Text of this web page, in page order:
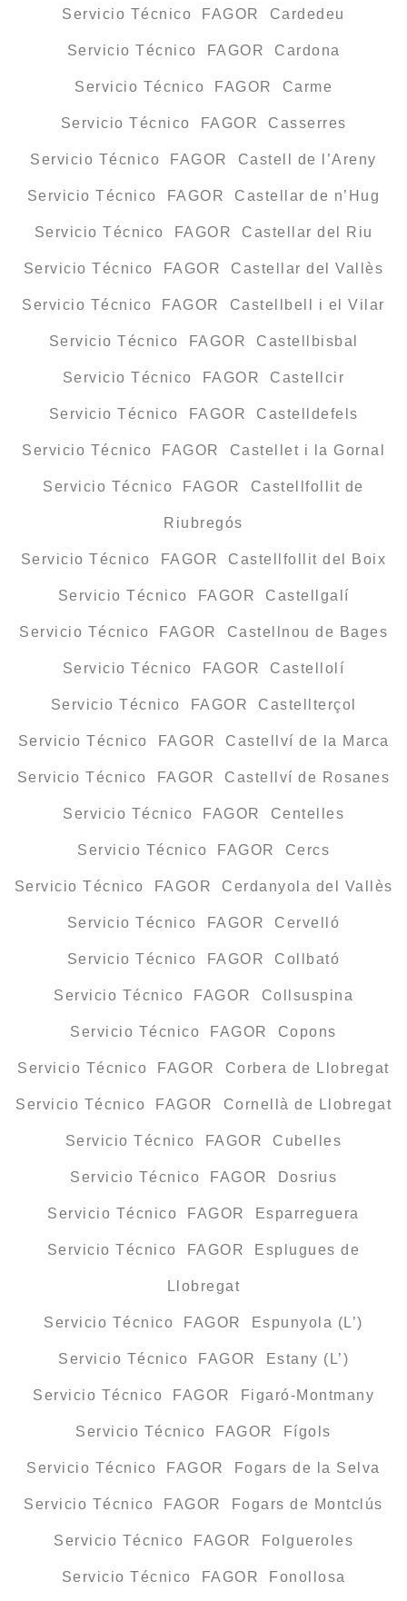
Servicio Técnico FAGOR Cardedeu
Servicio Técnico FAGOR Cardona
Servicio Técnico FAGOR Carme
Servicio Técnico FAGOR Casserres
Servicio Técnico FAGOR Castell de l’Areny
Servicio Técnico FAGOR Castellar de n’Hug
Servicio Técnico FAGOR Castellar del Riu
Servicio Técnico FAGOR Castellar del Vallès
Servicio Técnico FAGOR Castellbell i el Vilar
Servicio Técnico FAGOR Castellbisbal
Servicio Técnico FAGOR Castellcir
Servicio Técnico FAGOR Castelldefels
Servicio Técnico FAGOR Castellet i la Gornal
Servicio Técnico FAGOR Castellfollit de
Riubregós
Servicio Técnico FAGOR Castellfollit del Boix
Servicio Técnico FAGOR Castellgalí
Servicio Técnico FAGOR Castellnou de Bages
Servicio Técnico FAGOR Castellolí
Servicio Técnico FAGOR Castellterçol
Servicio Técnico FAGOR Castellví de la Marca
Servicio Técnico FAGOR Castellví de Rosanes
Servicio Técnico FAGOR Centelles
Servicio Técnico FAGOR Cercs
Servicio Técnico FAGOR Cerdanyola del Vallès
Servicio Técnico FAGOR Cervelló
Servicio Técnico FAGOR Collbató
Servicio Técnico FAGOR Collsuspina
Servicio Técnico FAGOR Copons
Servicio Técnico FAGOR Corbera de Llobregat
Servicio Técnico FAGOR Cornellà de Llobregat
Servicio Técnico FAGOR Cubelles
Servicio Técnico FAGOR Dosrius
Servicio Técnico FAGOR Esparreguera
Servicio Técnico FAGOR Esplugues de
Llobregat
Servicio Técnico FAGOR Espunyola (L’)
Servicio Técnico FAGOR Estany (L’)
Servicio Técnico FAGOR Figaró-Montmany
Servicio Técnico FAGOR Fígols
Servicio Técnico FAGOR Fogars de la Selva
Servicio Técnico FAGOR Fogars de Montclús
Servicio Técnico FAGOR Folgueroles
Servicio Técnico FAGOR Fonollosa